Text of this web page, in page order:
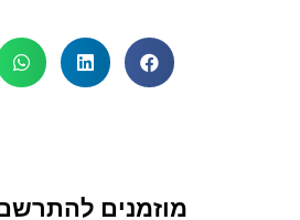
מוזמנים